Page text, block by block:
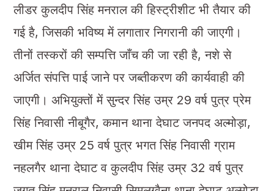
लीडर कुलदीप सिंह मनराल की हिस्ट्रीशीट भी तैयार की
गई है, जिसकी भविष्य में लगातार निगरानी की जाएगी।
तीनों तस्करों की सम्पत्ति जाँच की जा रही है, नशे से
अर्जित संपत्ति पाई जाने पर जब्तीकरण की कार्यवाही की
जाएगी। अभियुक्तों में सुन्दर सिंह उम्र 29 वर्ष पुत्र प्रेम
सिंह निवासी नीबूगैर, कमान थाना देघाट जनपद अल्मोड़ा,
खीम सिंह उम्र 25 वर्ष पुत्र भगत सिंह निवासी ग्राम
नहलगैर थाना देघाट व कुलदीप सिंह उम्र 32 वर्ष पुत्र